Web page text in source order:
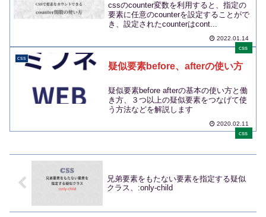
cssのcounter変数を利用すると、指定の
要素に任意のcounterを設定することがで
き、設定されたcounterはcont...
2022.01.14
css
css
疑似要素before、afterの使い方
疑似要素before afterの基本の使い方と働
き方、３つ以上の疑似要素をつなげて使
う方法などを解説します
2020.02.11
css
兄弟要素をもたない要素を指定する疑似
クラス、:only-child